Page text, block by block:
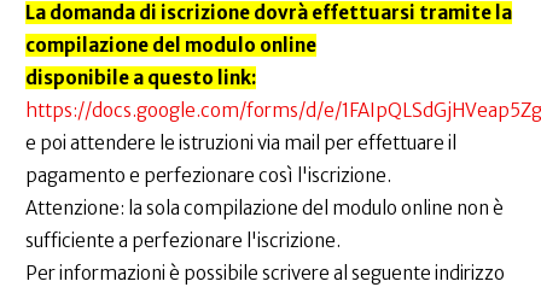
La domanda di iscrizione dovrà effettuarsi tramite la
compilazione del modulo online
disponibile a questo link:
https://docs.google.com/forms/d/e/
e poi attendere le istruzioni via mail per effettuare il
pagamento e perfezionare così l'iscrizione.
Attenzione: la sola compilazione del modulo online non è
sufficiente a perfezionare l'iscrizione.
Per informazioni è possibile scrivere al seguente indirizzo